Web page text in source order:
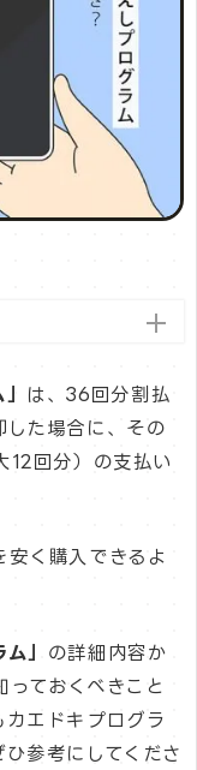
は、36回分割払
した場合に、その
12回分）の支払い
安く購入できるよ
」 の詳細内容か
ておくべきこと
エドキプログラ
参考にしてくださ